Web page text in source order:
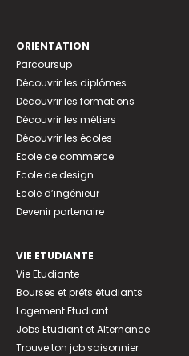
ORIENTATION
Parcoursup
Découvrir les diplômes
Découvrir les formations
Découvrir les métiers
Découvrir les écoles
Ecole de commerce
Ecole de design
Ecole d’ingénieur
Devenir partenaire
VIE ETUDIANTE
Vie Etudiante
Bourses et prêts étudiants
Logement Etudiant
Jobs Etudiant et Alternance
Trouve ton job saisonnier